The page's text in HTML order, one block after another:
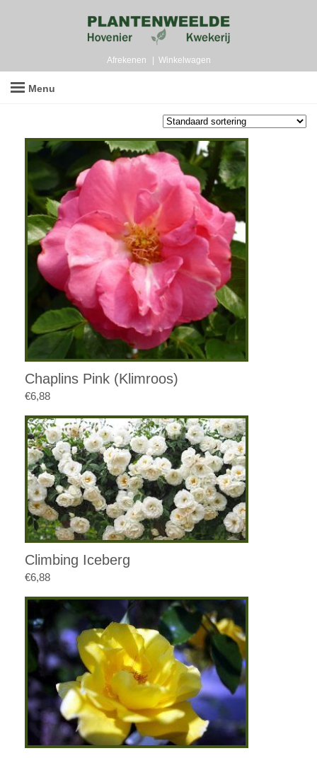
Afrekenen Winkelwagen
Menu
Chaplins Pink (Klimroos)
€6,88
Climbing Iceberg
€6,88